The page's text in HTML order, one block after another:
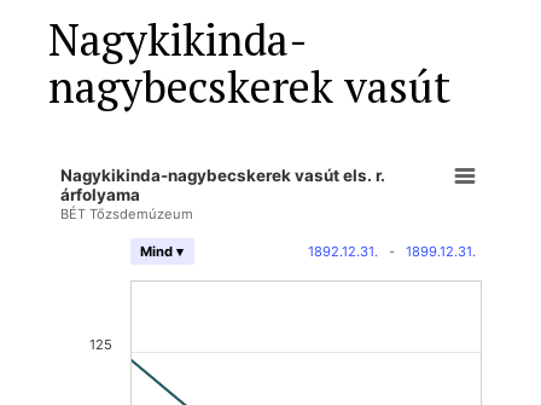
Nagykikinda-
nagybecskerek vasút
Nagykikinda-nagybecskerek vasút els. r.
árfolyama
BÉT Tőzsdemúzeum
1892.12.31. - 1899.12.31.
Mind ▾
125